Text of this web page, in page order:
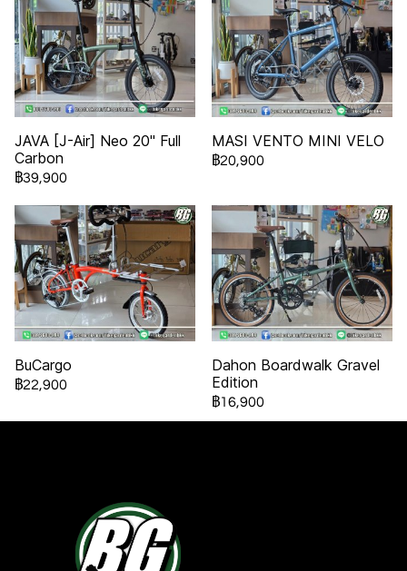
JAVA [J-Air] Neo 20" Full
Carbon
฿39,900
MASI VENTO MINI VELO
฿20,900
BuCargo
฿22,900
Dahon Boardwalk Gravel
Edition
฿16,900